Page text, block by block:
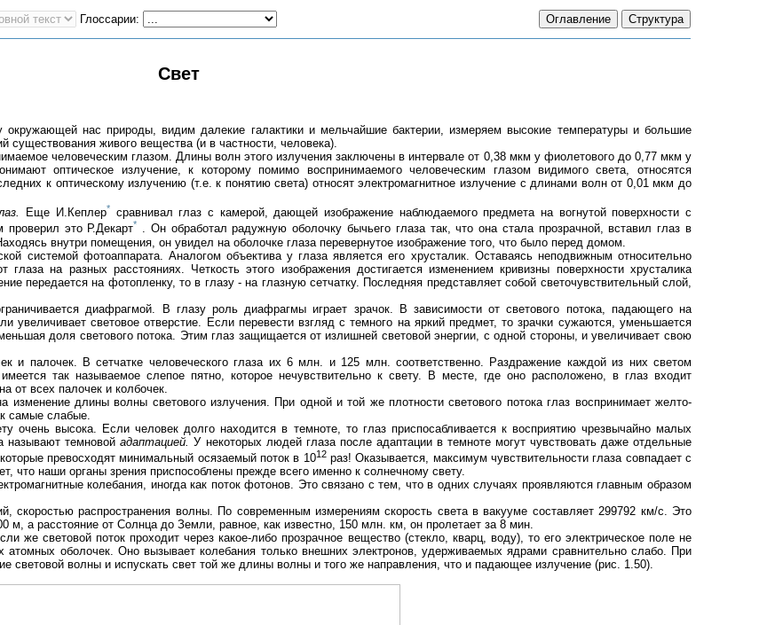
Глоссарии:
Свет
окружающей нас природы, видим далекие галактики и мельчайшие бактерии, измеряем высокие температуры и большие
живого вещества (и в частности, человека).
человеческим глазом. Длины волн этого излучения заключены в интервале от 0,38 мкм у фиолетового до 0,77 мкм у
оптическое излучение, к которому помимо воспринимаемого человеческим глазом видимого света, относятся
к оптическому излучению (т.е. к понятию света) относят электромагнитное излучение с длинами волн от 0,01 мкм до
Еще И.Кеплер*сравнивал глаз с камерой, дающей изображение наблюдаемого предмета на вогнутой поверхности с
это Р.Декарт* . Он обработал радужную оболочку бычьего глаза так, что она стала прозрачной, вставил глаз в
внутри помещения, он увидел на оболочке глаза перевернутое изображение того, что было перед домом.
системой фотоаппарата. Аналогом объектива у глаза является его хрусталик. Оставаясь неподвижным относительно
на разных расстояниях. Четкость этого изображения достигается изменением кривизны поверхности хрусталика
передается на фотопленку, то в глазу - на глазную сетчатку. Последняя представляет собой светочувствительный слой,
диафрагмой. В глазу роль диафрагмы играет зрачок. В зависимости от светового потока, падающего на
увеличивает световое отверстие. Если перевести взгляд с темного на яркий предмет, то зрачки сужаются, уменьшается
доля светового потока. Этим глаз защищается от излишней световой энергии, с одной стороны, и увеличивает свою
и палочек. В сетчатке человеческого глаза их 6 млн. и 125 млн. соответственно. Раздражение каждой из них светом
так называемое слепое пятно, которое нечувствительно к свету. В месте, где оно расположено, в глаз входит
от всех палочек и колбочек.
изменение длины волны светового излучения. При одной и той же плотности светового потока глаз воспринимает желто-
самые слабые.
очень высока. Если человек долго находится в темноте, то глаз приспосабливается к восприятию чрезвычайно малых
называют темновойадаптацией. У некоторых людей глаза после адаптации в темноте могут чувствовать даже отдельные
превосходят минимальный осязаемый поток в 1012раз! Оказывается, максимум чувствительности глаза совпадает с
что наши органы зрения приспособлены прежде всего именно к солнечному свету.
колебания, иногда как поток фотонов. Это связано с тем, что в одних случаях проявляются главным образом
скоростью распространения волны. По современным измерениям скорость света в вакууме составляет 299792 км/с. Это
м, а расстояние от Солнца до Земли, равное, как известно, 150 млн. км, он пролетает за 8 мин.
же световой поток проходит через какое-либо прозрачное вещество (стекло, кварц, воду), то его электрическое поле не
атомных оболочек. Оно вызывает колебания только внешних электронов, удерживаемых ядрами сравнительно слабо. При
световой волны и испускать свет той же длины волны и того же направления, что и падающее излучение (рис. 1.50).